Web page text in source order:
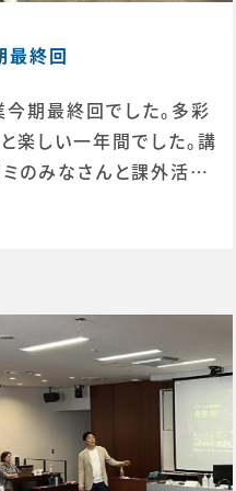
終回
期最終回でした。多彩
楽しい一年間でした。講
のみなさんと課外活動